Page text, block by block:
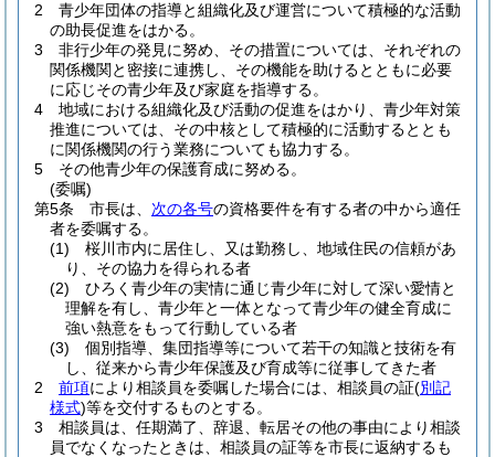
2
青少年団体の指導と組織化及び運営について積極的な活動
の助長促進をはかる。
3
非行少年の発見に努め、その措置については、それぞれの
関係機関と密接に連携し、その機能を助けるとともに必要
に応じその青少年及び家庭を指導する。
4
地域における組織化及び活動の促進をはかり、青少年対策
推進については、その中核として積極的に活動するととも
に関係機関の行う業務についても協力する。
5
その他青少年の保護育成に努める。
(委嘱)
第5条
市長は、 次の各号の資格要件を有する者の中から適任
者を委嘱する。
(1)
桜川市内に居住し、又は勤務し、地域住民の信頼があ
り、その協力を得られる者
(2)
ひろく青少年の実情に通じ青少年に対して深い愛情と
理解を有し、青少年と一体となって青少年の健全育成に
強い熱意をもって行動している者
(3)
個別指導、集団指導等について若干の知識と技術を有
し、従来から青少年保護及び育成等に従事してきた者
2
前項により相談員を委嘱した場合には、相談員の証(別記
様式)等を交付するものとする。
3
相談員は、任期満了、辞退、転居その他の事由により相談
員でなくなったときは、相談員の証等を市長に返納するも